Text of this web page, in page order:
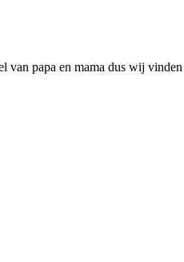
van papa en mama dus wij